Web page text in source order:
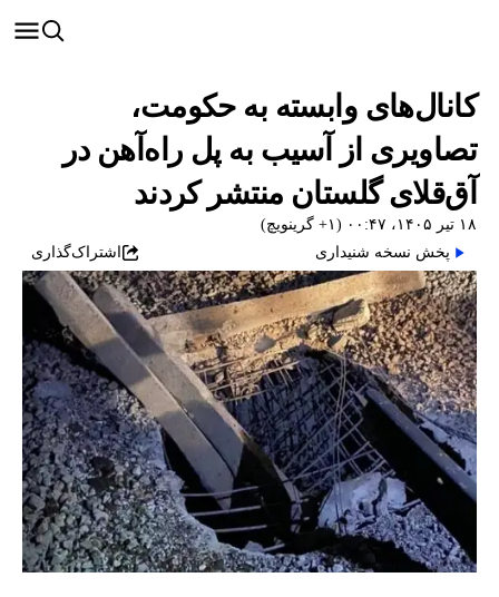
کانال‌های وابسته به حکومت،
تصاویری از آسیب به پل راه‌آهن در
آق‌قلای گلستان منتشر کردند
۱۸ تیر ۱۴۰۵، ۰۰:۴۷ (‎+۱ گرینویچ)
پخش نسخه شنیداری
اشتراک‌گذاری